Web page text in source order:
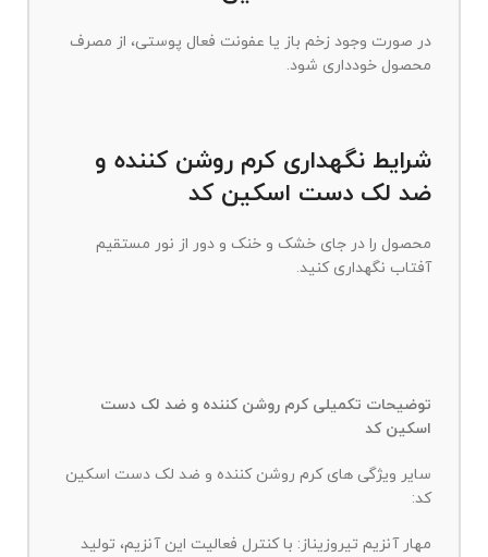
در صورت وجود زخم باز یا عفونت فعال پوستی، از مصرف
محصول خودداری شود.
شرایط نگهداری کرم روشن کننده و
ضد لک دست اسکین کد
محصول را در جای خشک و خنک و دور از نور مستقیم
آفتاب نگهداری کنید.
توضیحات تکمیلی کرم روشن کننده و ضد لک دست
اسکین کد
سایر ویژگی های کرم روشن کننده و ضد لک دست اسکین
کد:
مهار آنزیم تیروزیناز: با کنترل فعالیت این آنزیم، تولید